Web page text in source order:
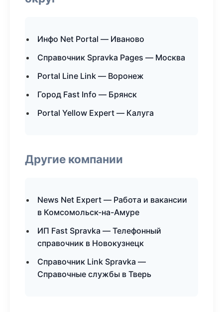
Инфо Net Portal — Иваново
Справочник Spravka Pages — Москва
Portal Line Link — Воронеж
Город Fast Info — Брянск
Portal Yellow Expert — Калуга
Другие компании
News Net Expert — Работа и вакансии
в Комсомольск-на-Амуре
ИП Fast Spravka — Телефонный
справочник в Новокузнецк
Справочник Link Spravka —
Справочные службы в Тверь